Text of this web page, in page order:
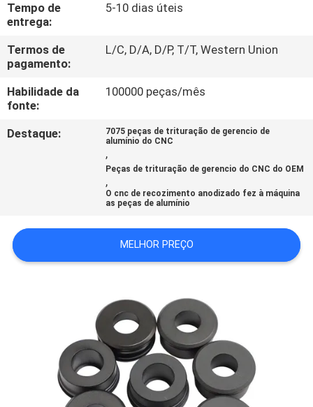
NOS
NOTÍCIAS
SOLICITE
UM
ORÇAMENTO
DO
SITE
PRIVACIDADE
Tempo de
entrega:
5-10 dias úteis
Termos de
pagamento:
L/C, D/A, D/P, T/T, Western Union
Habilidade da
fonte:
100000 peças/mês
Destaque:
7075 peças de trituração de gerencio de
alumínio do CNC
,
Peças de trituração de gerencio do CNC do OEM
,
O cnc de recozimento anodizado fez à máquina
as peças de alumínio
MELHOR PREÇO